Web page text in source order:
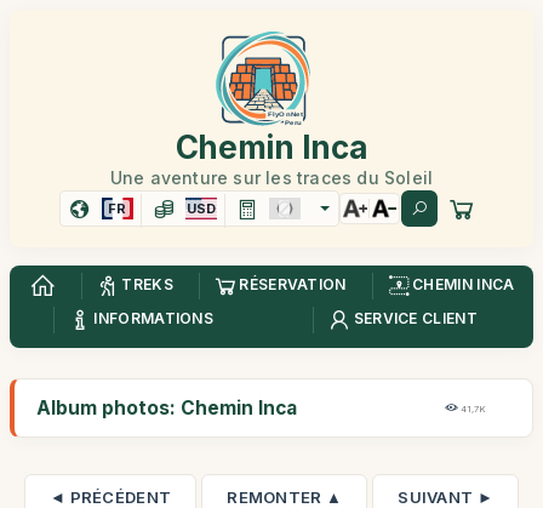
Chemin Inca
Une aventure sur les traces du Soleil
FR USD
TREKS RÉSERVATION
CHEMIN INCA
INFORMATIONS
SERVICE CLIENT
Album photos: Chemin Inca 41,7K
◄ PRÉCÉDENT REMONTER ▲ SUIVANT ►